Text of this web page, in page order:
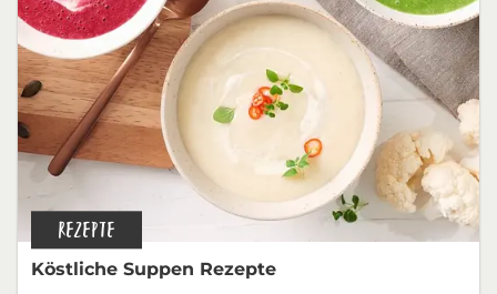
REZEPTE
Köstliche Suppen Rezepte